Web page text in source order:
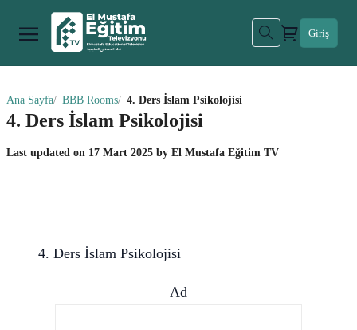
Giriş
Ana Sayfa BBB Rooms 4. Ders İslam Psikolojisi
4. Ders İslam Psikolojisi
Last updated on 17 Mart 2025 by El Mustafa Eğitim TV
4. Ders İslam Psikolojisi
Ad